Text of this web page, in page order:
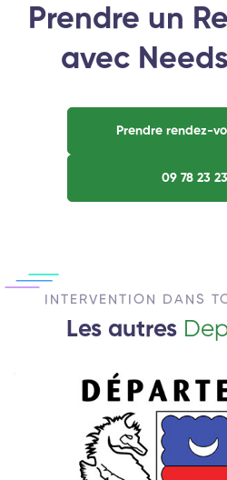
Prendre un
avec
Prendre rendez-
09 78 23
INTERVENTION DANS
Les autres